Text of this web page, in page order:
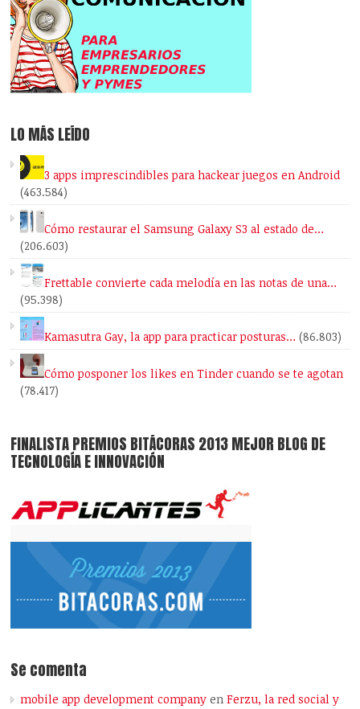
LO MÁS LEÍDO
3 apps imprescindibles para hackear juegos en Android
(463.584)
Cómo restaurar el Samsung Galaxy S3 al estado de…
(206.603)
Frettable convierte cada melodía en las notas de una…
(95.398)
Kamasutra Gay, la app para practicar posturas… (86.803)
Cómo posponer los likes en Tinder cuando se te agotan
(78.417)
FINALISTA PREMIOS BITÁCORAS 2013 MEJOR BLOG DE
TECNOLOGÍA E INNOVACIÓN
Se comenta
mobile app development company enFerzu, la red social y